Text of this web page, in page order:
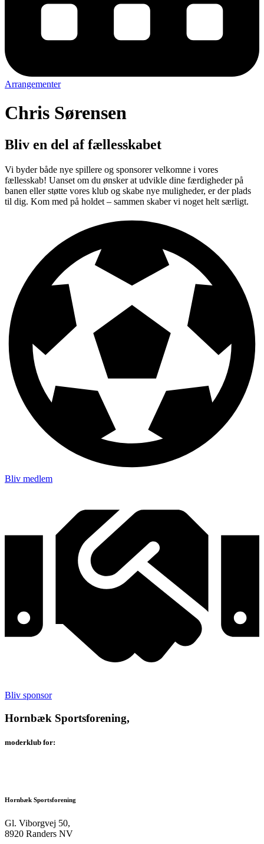
Arrangementer
Chris Sørensen
Bliv en del af fællesskabet
Vi byder både nye spillere og sponsorer velkomne i vores
fællesskab! Uanset om du ønsker at udvikle dine færdigheder på
banen eller støtte vores klub og skabe nye muligheder, er der plads
til dig. Kom med på holdet – sammen skaber vi noget helt særligt.
Bliv medlem
Bliv sponsor
Hornbæk Sportsforening,
moderklub for:
Hornbæk Sportsforening
Gl. Viborgvej 50,
8920 Randers NV